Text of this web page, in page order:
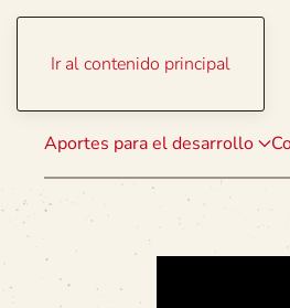
Ir al contenido principal
Aportes para el desarrollo